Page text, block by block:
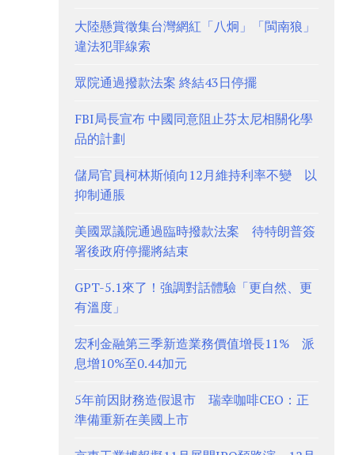
大陸懸賞徵集台灣網紅「八炯」「閩南狼」
違法犯罪線索
眾院通過撥款法案 終結43日停擺
FBI局長宣布 中國同意阻止芬太尼相關化學
品的計劃
儲局官員柯林斯傾向12月維持利率不變 以
抑制通脹
美國眾議院通過臨時撥款法案 待特朗普簽
署後政府停擺將結束
GPT-5.1來了！強調對話體驗「更自然、更
有溫度」
宏利金融第三季新造業務價值增長11% 派
息增10%至0.44加元
5年前因財務造假退市 瑞幸咖啡CEO：正
準備重新在美國上市